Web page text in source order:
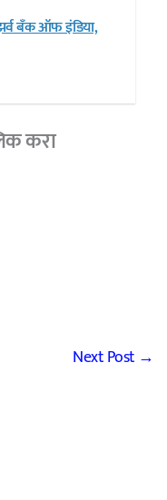
बँक ऑफ इंडिया,
करा
Next Post →